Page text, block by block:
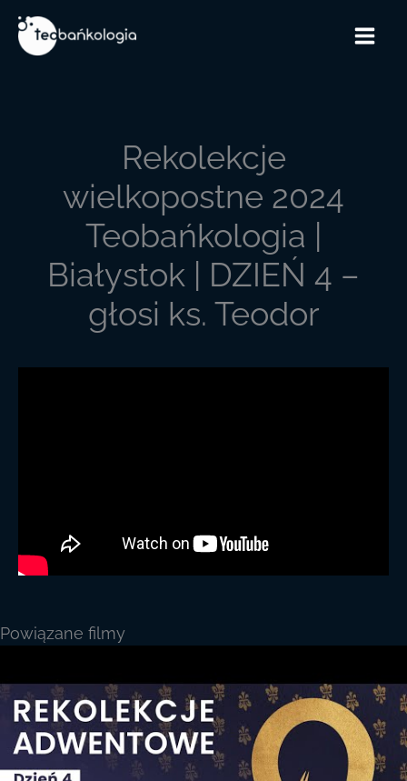
do
treści
Rekolekcje
wielkopostne 2024
Teobańkologia |
Białystok | DZIEŃ 4 –
głosi ks. Teodor
Powiązane filmy